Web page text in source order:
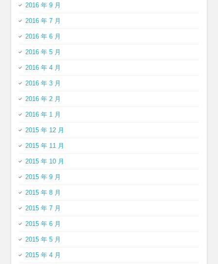
2016 年 9 月
2016 年 7 月
2016 年 6 月
2016 年 5 月
2016 年 4 月
2016 年 3 月
2016 年 2 月
2016 年 1 月
2015 年 12 月
2015 年 11 月
2015 年 10 月
2015 年 9 月
2015 年 8 月
2015 年 7 月
2015 年 6 月
2015 年 5 月
2015 年 4 月